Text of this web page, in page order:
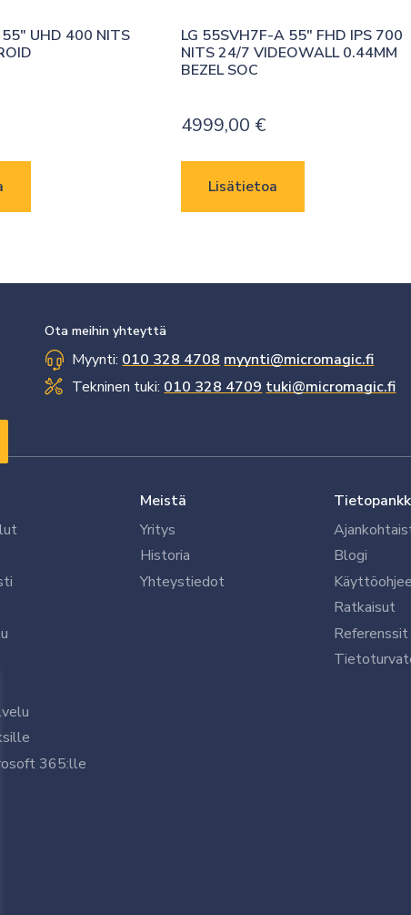
UHD 400 NITS
LG 55SVH7F-A 55″ FHD IPS 700
NITS 24/7 VIDEOWALL 0.44MM
BEZEL SOC
4999,00 €
Lisätietoa
Ota meihin yhteyttä
Myynti: 010 328 4708 myynti@micromagic.fi
Tekninen tuki: 010 328 4709 tuki@micromagic.fi
365:lle
Meistä
Yritys
Historia
Yhteystiedot
Blogi
Ratkaisut
Referenssit